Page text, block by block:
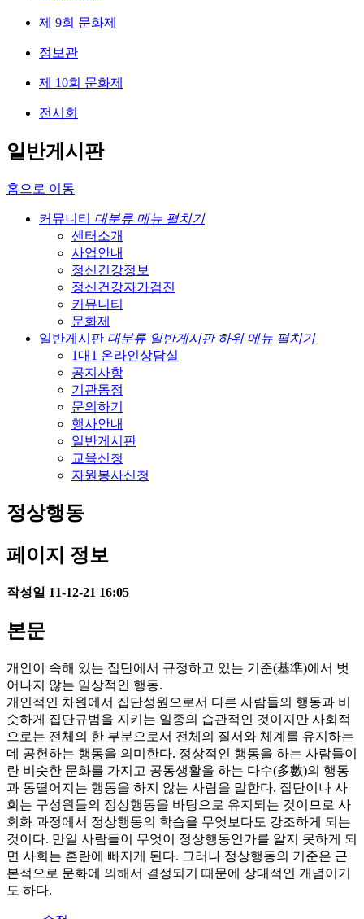
제 9회 문화제
정보관
제 10회 문화제
전시회
일반게시판
홈으로 이동
커뮤니티 대분류 메뉴 펼치기
센터소개
사업안내
정신건강정보
정신건강자가검진
커뮤니티
문화제
일반게시판 대분류 일반게시판 하위 메뉴 펼치기
1대1 온라인상담실
공지사항
기관동정
문의하기
행사안내
일반게시판
교육신청
자원봉사신청
정상행동
페이지 정보
작성일 11-12-21 16:05
본문
개인이 속해 있는 집단에서 규정하고 있는 기준(基準)에서 벗
어나지 않는 일상적인 행동.
개인적인 차원에서 집단성원으로서 다른 사람들의 행동과 비
슷하게 집단규범을 지키는 일종의 습관적인 것이지만 사회적
으로는 전체의 한 부분으로서 전체의 질서와 체계를 유지하는
데 공헌하는 행동을 의미한다. 정상적인 행동을 하는 사람들이
란 비슷한 문화를 가지고 공동생활을 하는 다수(多數)의 행동
과 동떨어지는 행동을 하지 않는 사람을 말한다. 집단이나 사
회는 구성원들의 정상행동을 바탕으로 유지되는 것이므로 사
회화 과정에서 정상행동의 학습을 무엇보다도 강조하게 되는
것이다. 만일 사람들이 무엇이 정상행동인가를 알지 못하게 되
면 사회는 혼란에 빠지게 된다. 그러나 정상행동의 기준은 근
본적으로 문화에 의해서 결정되기 때문에 상대적인 개념이기
도 하다.